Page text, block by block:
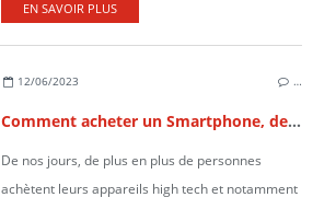
EN SAVOIR PLUS
12/06/2023 …
Comment acheter un Smartphone, des accessoires et des pièces détachées en ligne ?
De nos jours, de plus en plus de personnes
achètent leurs appareils high tech et notamment